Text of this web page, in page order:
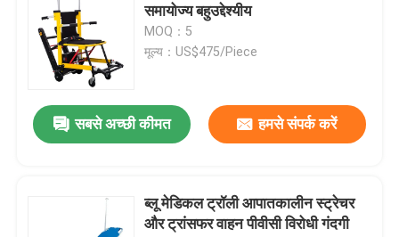
समायोज्य बहुउद्देश्यीय
MOQ：5
मूल्य：US$475/Piece
सबसे अच्छी कीमत हमसे संपर्क करें
ब्लू मेडिकल ट्रॉली आपातकालीन स्ट्रेचर
और ट्रांसफर वाहन पीवीसी विरोधी गंदगी